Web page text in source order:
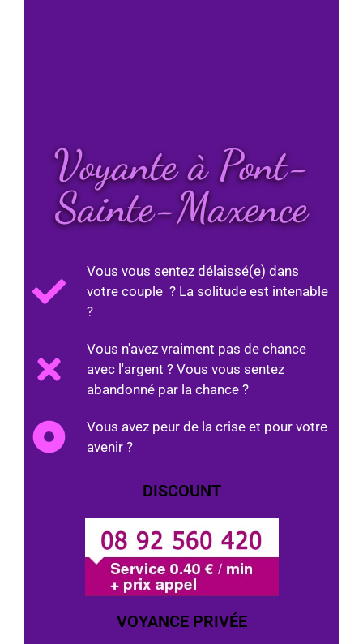
Voyante à Pont-
Sainte-Maxence
Vous vous sentez délaissé(e) dans
votre couple ? La solitude est intenable
?
Vous n'avez vraiment pas de chance
avec l'argent ? Vous vous sentez
abandonné par la chance ?
Vous avez peur de la crise et pour votre
avenir ?
DISCOUNT
VOYANCE PRIVÉE